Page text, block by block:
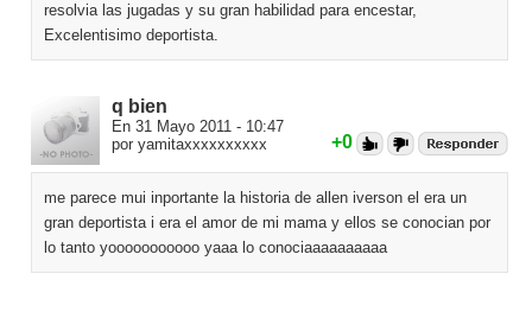
resolvia las jugadas y su gran habilidad para encestar,
Excelentisimo deportista.
q bien
En 31 Mayo 2011 - 10:47
por yamitaxxxxxxxxxx
+0
me parece mui inportante la historia de allen iverson el era un
gran deportista i era el amor de mi mama y ellos se conocian por
lo tanto yooooooooooo yaaa lo conociaaaaaaaaaa